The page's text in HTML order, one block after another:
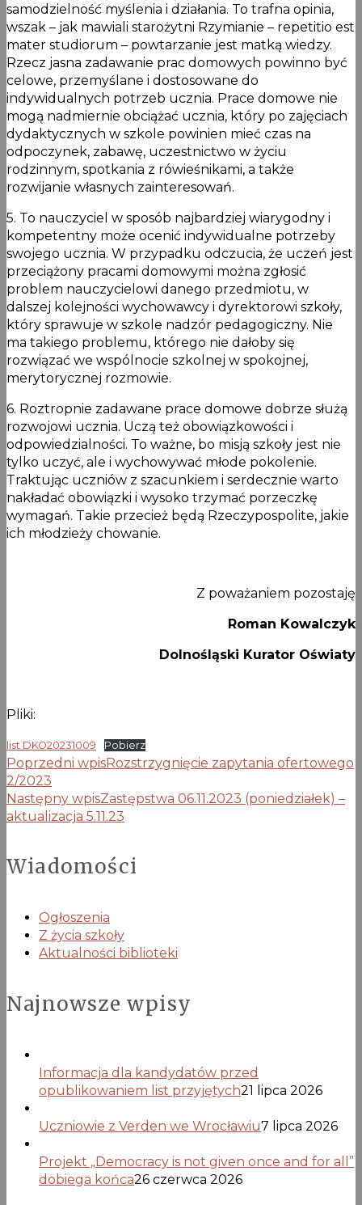
samodzielność myślenia i działania. To trafna opinia,
wszak – jak mawiali starożytni Rzymianie – repetitio est
mater studiorum – powtarzanie jest matką wiedzy.
Rzecz jasna zadawanie prac domowych powinno być
celowe, przemyślane i dostosowane do
indywidualnych potrzeb ucznia. Prace domowe nie
mogą nadmiernie obciążać ucznia, który po zajęciach
dydaktycznych w szkole powinien mieć czas na
odpoczynek, zabawę, uczestnictwo w życiu
rodzinnym, spotkania z rówieśnikami, a także
rozwijanie własnych zainteresowań.
5. To nauczyciel w sposób najbardziej wiarygodny i
kompetentny może ocenić indywidualne potrzeby
swojego ucznia. W przypadku odczucia, że uczeń jest
przeciążony pracami domowymi można zgłosić
problem nauczycielowi danego przedmiotu, w
dalszej kolejności wychowawcy i dyrektorowi szkoły,
który sprawuje w szkole nadzór pedagogiczny. Nie
ma takiego problemu, którego nie dałoby się
rozwiązać we wspólnocie szkolnej w spokojnej,
merytorycznej rozmowie.
6. Roztropnie zadawane prace domowe dobrze służą
rozwojowi ucznia. Uczą też obowiązkowości i
odpowiedzialności. To ważne, bo misją szkoły jest nie
tylko uczyć, ale i wychowywać młode pokolenie.
Traktując uczniów z szacunkiem i serdecznie warto
nakładać obowiązki i wysoko trzymać porzeczkę
wymagań. Takie przecież będą Rzeczypospolite, jakie
ich młodzieży chowanie.
Z poważaniem pozostaję
Roman Kowalczyk
Dolnośląski Kurator Oświaty
Pliki:
list DKO20231009 Pobierz
Poprzedni wpisRozstrzygnięcie zapytania ofertowego
2/2023
Następny wpisZastępstwa 06.11.2023 (poniedziałek) –
aktualizacja 5.11.23
Wiadomości
Ogłoszenia
Z życia szkoły
Aktualności biblioteki
Najnowsze wpisy
Informacja dla kandydatów przed
opublikowaniem list przyjętych21 lipca 2026
Uczniowie z Verden we Wrocławiu7 lipca 2026
Projekt „Democracy is not given once and for all”
dobiega końca26 czerwca 2026